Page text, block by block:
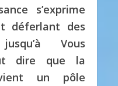
s’exprime
déferlant des
Vous
dire que la
un pôle